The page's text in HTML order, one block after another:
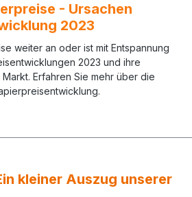
- Ursachen
2023
weiter an oder ist mit Entspannung
2023 und ihre
Erfahren Sie mehr über die
kleiner Auszug unserer